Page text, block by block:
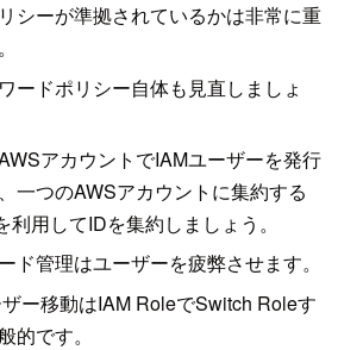
シーが準拠されているかは非常に重
ードポリシー自体も見直しましょ
アカウントでIAMユーザーを発行
一つのAWSアカウントに集約する
用してIDを集約しましょう。
ド管理はユーザーを疲弊させます。
ー移動はIAM RoleでSwitch Roleす
的です。